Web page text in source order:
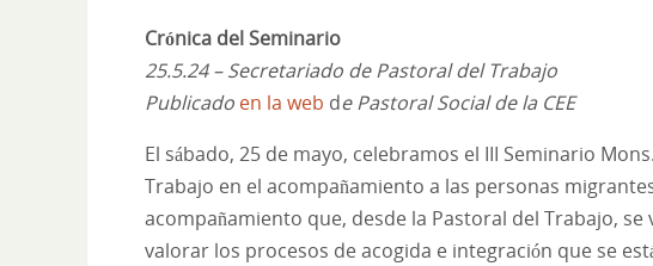
Crónica del Seminario
25.5.24 – Secretariado de Pastoral del Trabajo
Publicado en la web de Pastoral Social de la CEE
El sábado, 25 de mayo, celebramos el III Seminario
Trabajo en el acompañamiento a las personas
acompañamiento que, desde la Pastoral del Trabajo,
valorar los procesos de acogida e integración que se